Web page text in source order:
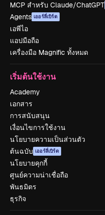
MCP สำหรับ Claude/ChatGPT
Agents เออร์ลี่เบิร์ด
เอพีไอ
แอปมือถือ
เครื่องมือ Magnific ทั้งหมด
เริ่มต้นใช้งาน
Academy
เอกสาร
การสนับสนุน
เงื่อนไขการใช้งาน
นโยบายความเป็นส่วนตัว
ต้นฉบับ เออร์ลี่เบิร์ด
นโยบายคุกกี้
ศูนย์ความน่าเชื่อถือ
พันธมิตร
ธุรกิจ